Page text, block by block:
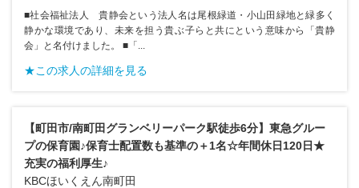
■社会福祉法人 貴静会という法人名は尾根緑道・小山田緑地と緑多く
静かな環境であり、未来を担う貴ぶ子らと共にという意味から「貴静
会」と名付けました。 ■「...
★この求人の詳細を見る
【町田市/南町田グランベリーパーク駅徒歩6分】東急グルー
プの保育園♪保育士配置数も基準の＋1名☆年間休日120日★
充実の福利厚生♪
KBCほいくえん南町田